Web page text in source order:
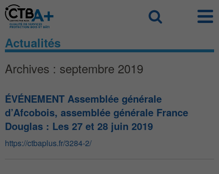
Panneau de gestion des cookies
Actualités
Archives : septembre 2019
ÉVÉNEMENT Assemblée générale
d’Afcobois, assemblée générale France
Douglas : Les 27 et 28 juin 2019
https://ctbaplus.fr/3284-2/